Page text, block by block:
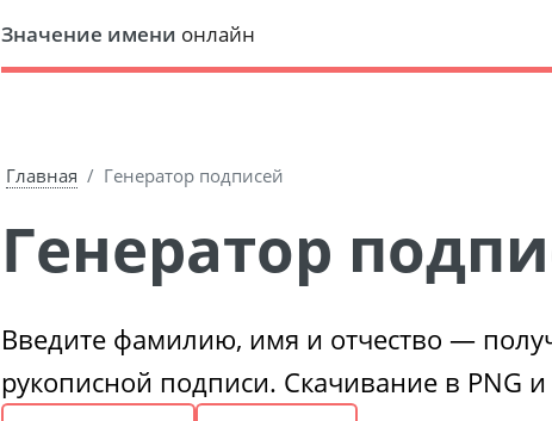
Значение имени онлайн
Главная Генератор подписей
Генератор
Введите фамилию, имя и отчество —
рукописной подписи. Скачивание в PNG и